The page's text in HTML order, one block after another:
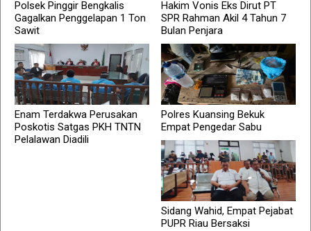
Polsek Pinggir Bengkalis
Gagalkan Penggelapan 1 Ton
Sawit
Hakim Vonis Eks Dirut PT
SPR Rahman Akil 4 Tahun 7
Bulan Penjara
Enam Terdakwa Perusakan
Poskotis Satgas PKH TNTN
Pelalawan Diadili
Polres Kuansing Bekuk
Empat Pengedar Sabu
Sidang Wahid, Empat Pejabat
PUPR Riau Bersaksi